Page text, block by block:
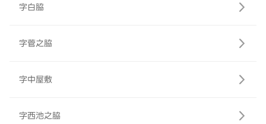
字白脇
字菅之脇
字中屋敷
字西池之脇